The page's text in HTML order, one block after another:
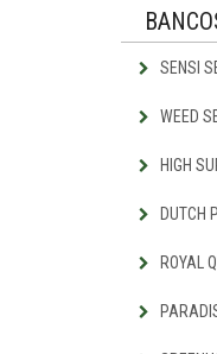
SENSI
WEED
HIGH
DUTCH
ROYAL